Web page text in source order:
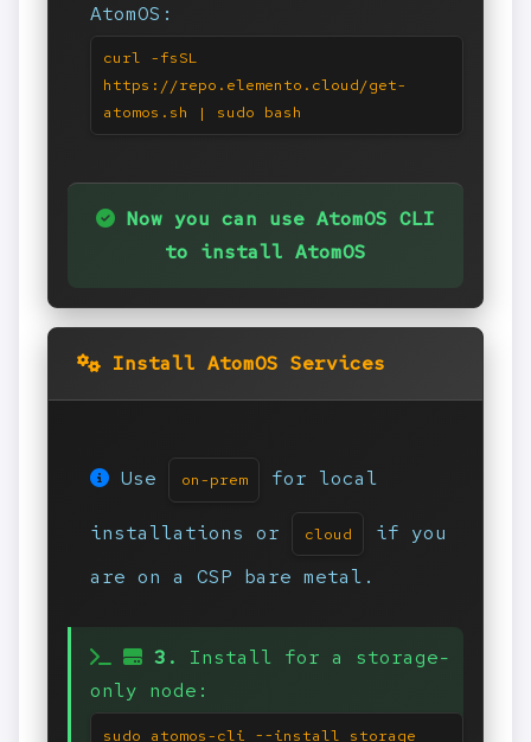
AtomOS:
curl -fsSL
https://repo.elemento.cloud/get-
atomos.sh | sudo bash
Now you can use AtomOS CLI
to install AtomOS
Install AtomOS Services
Use on-prem for local
installations or cloud
if you
are on a CSP bare metal.
3. Install for a storage-
only node:
sudo atomos-cli --install storage